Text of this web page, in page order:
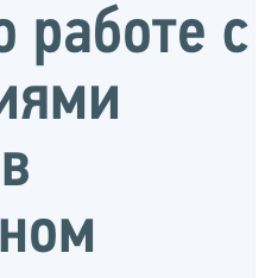
работе с